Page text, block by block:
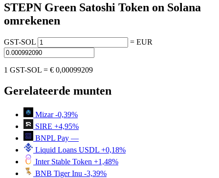
STEPN Green Satoshi Token on Solana
omrekenen
GST-SOL = EUR
1 GST-SOL = € 0,00099209
Gerelateerde munten
Mizar -0,39%
SIRE +4,95%
BNPL Pay —
Liquid Loans USDL +0,18%
Inter Stable Token +1,48%
BNB Tiger Inu -3,39%